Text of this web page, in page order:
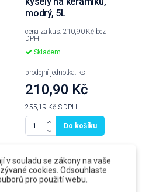
modrý, 5L
cena za kus: 210,90 Kč bez
DPH
Skladem
prodejní jednotka: ks
210,90 Kč
255,19 Kč S DPH
Do košíku
kategorii
v souladu se zákony na vaše
cookies. Odsouhlaste
pro použití webu.